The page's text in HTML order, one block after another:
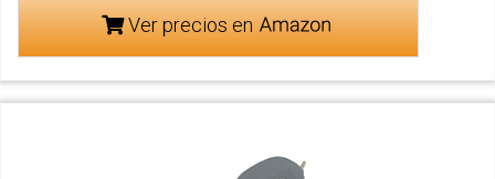
Ver precios en